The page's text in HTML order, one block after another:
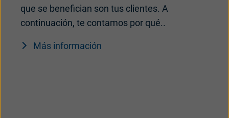
que se benefician son tus clientes. A
continuación, te contamos por qué..
Más información